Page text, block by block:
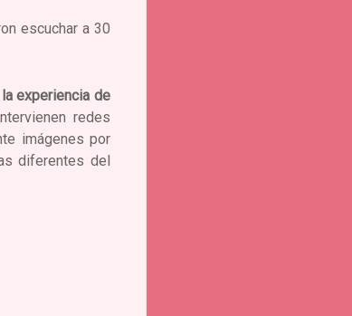
escuchar a 30
la experiencia de
redes
imágenes por
diferentes del